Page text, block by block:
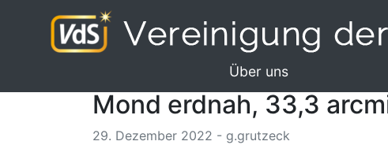
Über uns
Mond erdnah, 33,3
29. Dezember 2022 - g.grutzeck